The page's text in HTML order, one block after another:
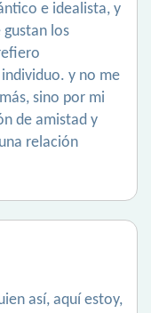
e idealista, y
los
y no me
sino por mi
de amistad y
relación
así, aquí estoy,